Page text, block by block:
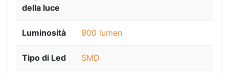
della luce
Luminosità 900 lumen
Tipo di Led SMD